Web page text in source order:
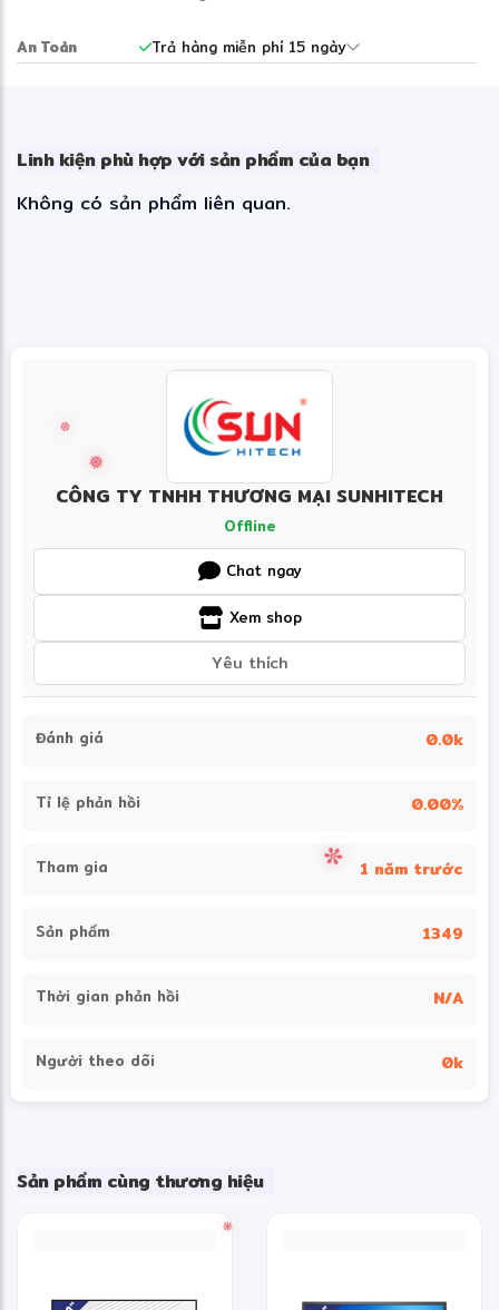
An Toàn Trả hàng miễn phí 15 ngày
Linh kiện phù hợp với sản phẩm của bạn
Không có sản phẩm liên quan.
CÔNG TY TNHH THƯƠNG MẠI SUNHITECH
Offline
Chat ngay
Xem shop
Yêu thích
Đánh giá 0.0k
Tỉ lệ phản hồi 0.00%
Tham gia 1 năm trước
Sản phẩm 1349
Thời gian phản hồi N/A
Người theo dõi 0k
Sản phẩm cùng thương hiệu
✻